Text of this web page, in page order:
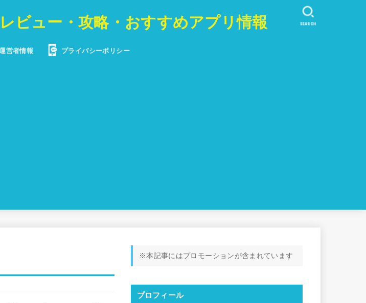
ビュー・攻略・おすすめアプリ情報
営者情報 プライバシーポリシー
SEARCH
※本記事にはプロモーションが含まれています
プロフィール